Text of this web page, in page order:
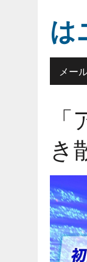
は
メー
き